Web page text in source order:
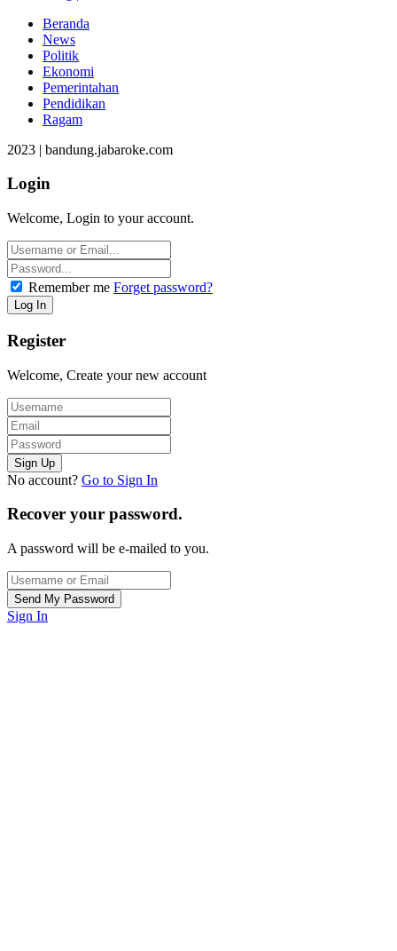
Beranda
News
Politik
Ekonomi
Pemerintahan
Pendidikan
Ragam
2023 | bandung.jabaroke.com
Login
Welcome, Login to your account.
Remember me Forget password?
Register
Welcome, Create your new account
No account? Go to Sign In
Recover your password.
A password will be e-mailed to you.
Sign In